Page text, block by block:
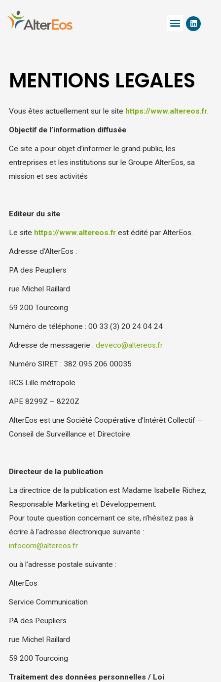
Menu
L
i
n
MENTIONS LEGALES
Vous êtes actuellement sur le site https://www.altereos.fr.
Objectif de l’information diffusée
Ce site a pour objet d’informer le grand public, les
entreprises et les institutions sur le Groupe AlterEos, sa
mission et ses activités
Editeur du site
Le site https://www.altereos.fr est édité par AlterEos.
Adresse d’AlterEos :
PA des Peupliers
rue Michel Raillard
59 200 Tourcoing
Numéro de téléphone : 00 33 (3) 20 24 04 24
Adresse de messagerie :deveco@altereos.fr
Numéro SIRET : 382 095 206 00035
RCS Lille métropole
APE 8299Z – 8220Z
AlterEos est une Société Coopérative d’Intérêt Collectif –
Conseil de Surveillance et Directoire
Directeur de la publication
La directrice de la publication est Madame Isabelle Richez,
Responsable Marketing et Développement.
Pour toute question concernant ce site, n’hésitez pas à
écrire à l’adresse électronique suivante :
infocom@altereos.fr
ou à l’adresse postale suivante :
AlterEos
Service Communication
PA des Peupliers
rue Michel Raillard
59 200 Tourcoing
Traitement des données personnelles / Loi